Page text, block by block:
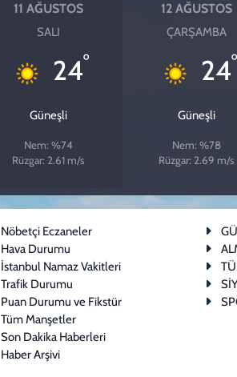
11 AĞUSTOS
SALI
24°
Güneşli
Nem: %74
Rüzgar: 2.61 m/s
12 AĞUSTOS
ÇARŞAMBA
24°
Güneşli
Nem: %78
Rüzgar: 2.69 m/s
Nöbetçi Eczaneler
Hava Durumu
İstanbul Namaz Vakitleri
Trafik Durumu
Puan Durumu ve Fikstür
Tüm Manşetler
Son Dakika Haberleri
Haber Arşivi